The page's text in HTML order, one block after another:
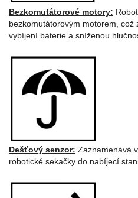
Bezkomutátorové motory:
bezkomutátorovým motorem,
vybíjení baterie a sníženou
Dešťový senzor: Zaznamenává
robotické sekačky do nabíjecí